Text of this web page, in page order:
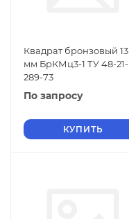
Квадрат бронзовый 13
мм БрКМц3-1 ТУ 48-21-
289-73
По запросу
КУПИТЬ